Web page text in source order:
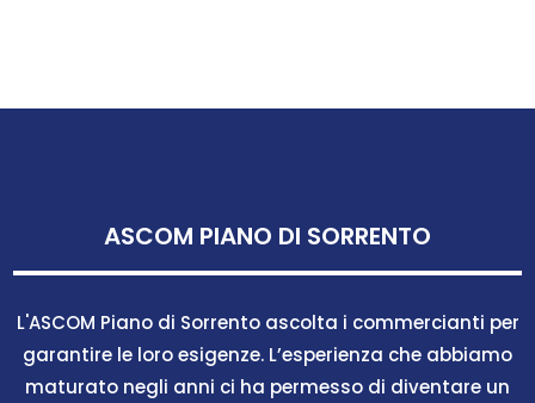
ASCOM PIANO DI SORRENTO
L'ASCOM Piano di Sorrento ascolta i commercianti per
garantire le loro esigenze. L’esperienza che abbiamo
maturato negli anni ci ha permesso di diventare un